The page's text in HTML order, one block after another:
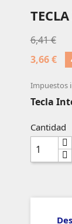
6,41 €
3,66 €
Impuestos
Tecla
Cantidad